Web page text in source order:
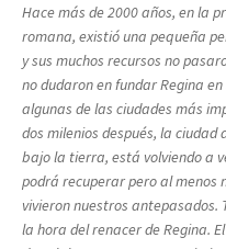
Hace más de 2000 años, en la
romana, existió una pequeña
y sus muchos recursos no
no dudaron en fundar Regina
algunas de las ciudades más
dos milenios después, la
bajo la tierra, está volviendo a
podrá recuperar pero al menos
vivieron nuestros antepasados.
la hora del renacer de Regina.